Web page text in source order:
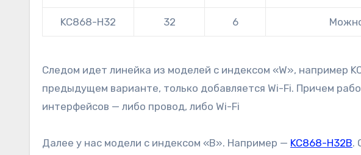
KC868-H32 32 6
Следом идет линейка из моделей с индексом «W», например
предыдущем варианте, только добавляется Wi-Fi. Причем
интерфейсов — либо провод, либо Wi-Fi
Далее у нас модели с индексом «B». Например — KC868-H32B.